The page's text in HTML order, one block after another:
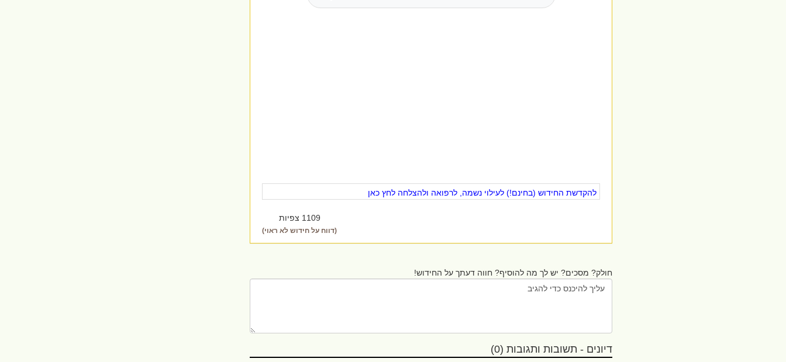
להקדשת החידוש (בחינם!) לעילוי נשמה, לרפואה ולהצלחה לחץ כאן
1109 צפיות
(דווח על חידוש לא ראוי)
חולק? מסכים? יש לך מה להוסיף? חווה דעתך על החידוש!
דיונים - תשובות ותגובות (0)